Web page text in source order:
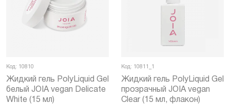
Код: 10810
Жидкий гель PolyLiquid Gel
белый JOIA vegan Delicate
White (15 мл)
Код: 10811_1
Жидкий гель PolyLiquid Gel
прозрачный JOIA vegan
Clear (15 мл, флакон)